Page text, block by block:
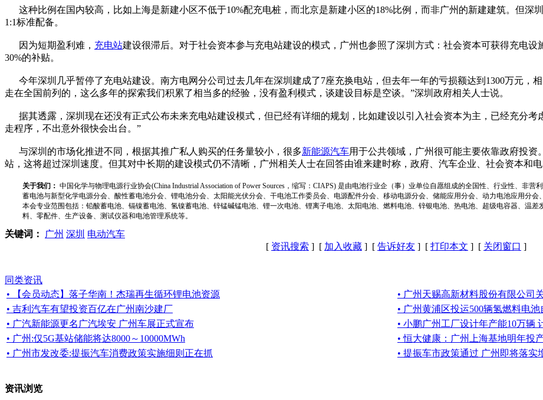
这种比例在国内较高，比如上海是新建小区不低于10%配充电桩，而北京是新建小区的18%比例，而非广州的新建建筑。但深
1:1标准配备。
因为短期盈利难， 充电站建设很滞后。对于社会资本参与充电站建设的模式，广州也参照了深圳方式：社会资本可获得充电设
30%的补贴。
今年深圳几乎暂停了充电站建设。南方电网分公司过去几年在深圳建成了7座充换电站，但去年一年的亏损额达到1300万元，
走在全国前列的，这么多年的探索我们积累了相当多的经验，没有盈利模式，谈建设目标是空谈。”深圳政府相关人士说。
据其透露，深圳现在还没有正式公布未来充电站建设模式，但已经有详细的规划，比如建设以引入社会资本为主，已经充分考
走程序，不出意外很快会出台。”
与深圳的市场化推进不同，根据其推广私人购买的任务量较小，很多新能源汽车用于公共领域，广州很可能主要依靠政府投
站，这将超过深圳速度。但其对中长期的建设模式仍不清晰，广州相关人士在回答由谁来建时称，政府、汽车企业、社会资本和电
关于我们： 中国化学与物理电源行业协会(China Industrial Association of Power Sources，缩写：CIAPS) 是由电池行业企（事）业单位自愿组成的全国性、行业性、非
蓄电池与新型化学电源分会、酸性蓄电池分会、锂电池分会、太阳能光伏分会、干电池工作委员会、电源配件分会、移动电源分会、储能应用分会、动力电池应用分会
本会专业范围包括：铅酸蓄电池、镉镍蓄电池、氢镍蓄电池、锌锰碱锰电池、锂一次电池、锂离子电池、太阳电池、燃料电池、锌银电池、热电池、超级电容器、温
料、零配件、生产设备、测试仪器和电池管理系统等。
关键词： 广州 深圳 电动汽车
[ 资讯搜索 ] [ 加入收藏 ] [ 告诉好友 ] [ 打印本文 ] [ 关闭窗口 ]
同类资讯
• 【会员动态】落子华南！杰瑞再生循环锂电池资源
• 广州天赐高新材料股份有限公司
• 吉利汽车有望投资百亿在广州南沙建厂
• 广州黄浦区投运500辆氢燃料电池
• 广汽新能源更名广汽埃安 广州车展正式宣布
• 小鹏广州工厂设计年产能10万辆
• 广州:仅5G基站储能将达8000～10000MWh
• 恒大健康：广州上海基地明年投
• 广州市发改委:提振汽车消费政策实施细则正在抓
• 提振车市政策通过 广州即将落实
资讯浏览